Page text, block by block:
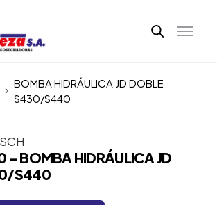
BOMBA HIDRÁULICA JD DOBLE
S430/S440
- BOMBA HIDRÁULICA JD
S440